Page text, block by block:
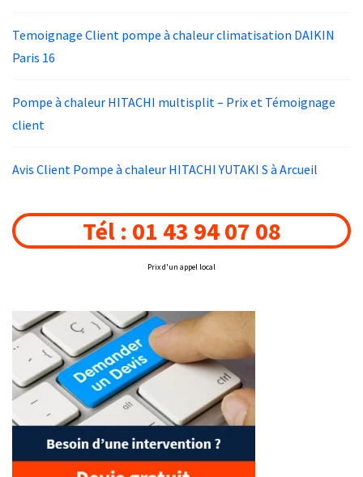
Temoignage Client pompe à chaleur climatisation DAIKIN
Paris 16
Pompe à chaleur HITACHI multisplit – Prix et Témoignage
client
Avis Client Pompe à chaleur HITACHI YUTAKI S à Arcueil
Tél : 01 43 94 07 08
Prix d'un appel local